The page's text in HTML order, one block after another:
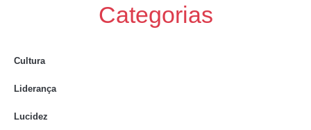
Categorias
Cultura
Liderança
Lucidez